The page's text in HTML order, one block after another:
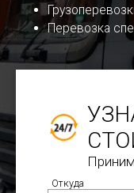
Перевозка
Откуда